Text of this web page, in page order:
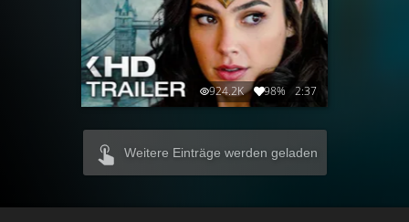
924.2K 98% 2:37
Weitere Einträge werden geladen